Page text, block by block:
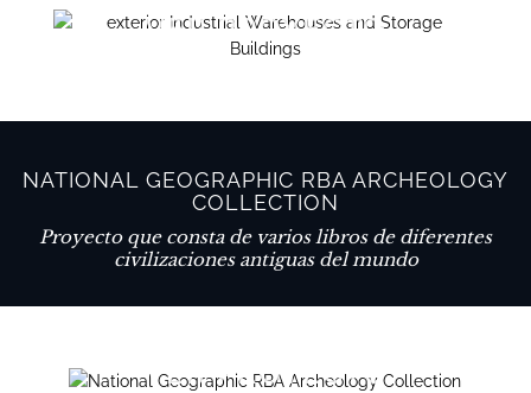
VER PROYECTO
NATIONAL GEOGRAPHIC RBA ARCHEOLOGY
COLLECTION
Proyecto que consta de varios libros de diferentes
civilizaciones antiguas del mundo
VER PROYECTO